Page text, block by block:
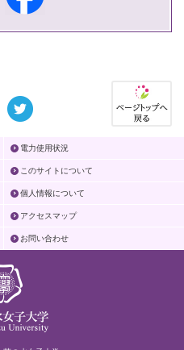
電力使用状況
このサイトについて
個人情報について
アクセスマップ
お問い合わせ